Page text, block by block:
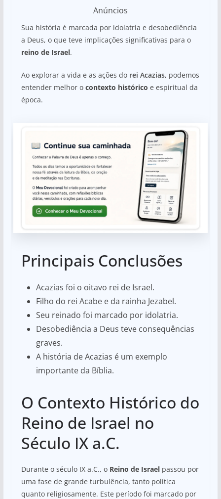
Anúncios
Sua história é marcada por idolatria e desobediência
a Deus, o que teve implicações significativas para o
reino de Israel.
Ao explorar a vida e as ações do rei Acazias, podemos
entender melhor o contexto histórico e espiritual da
época.
Principais Conclusões
Acazias foi o oitavo rei de Israel.
Filho do rei Acabe e da rainha Jezabel.
Seu reinado foi marcado por idolatria.
Desobediência a Deus teve consequências
graves.
A história de Acazias é um exemplo
importante da Bíblia.
O Contexto Histórico do
Reino de Israel no
Século IX a.C.
Durante o século IX a.C., o Reino de Israelpassou por
uma fase de grande turbulência, tanto política
quanto religiosamente. Este período foi marcado por